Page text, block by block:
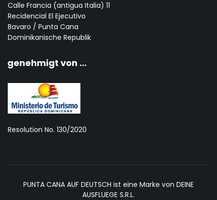
Calle Francia (antigua Italia) 11
Recidencial El Ejecutivo
Bavaro / Punta Cana
Dominikanische Republik
genehmigt von ...
Resolution No. 130/2020
PUNTA CANA AUF DEUTSCH ist eine Marke von DEINE
AUSFLUEGE S.R.L.